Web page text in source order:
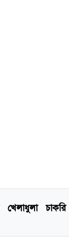
খেলাধুলা চাকরি